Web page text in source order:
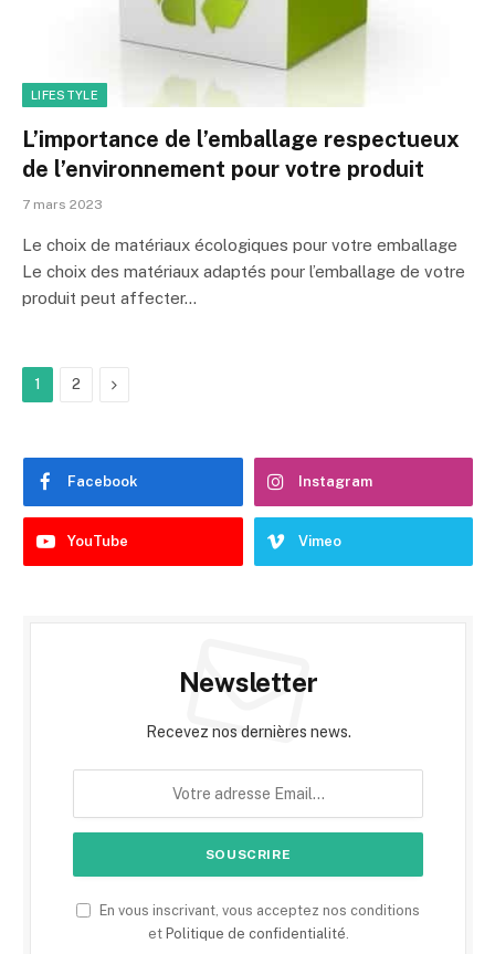
LIFESTYLE
L’importance de l’emballage respectueux
de l’environnement pour votre produit
7 mars 2023
Le choix de matériaux écologiques pour votre emballage
Le choix des matériaux adaptés pour l’emballage de votre
produit peut affecter…
1 2 Next
Facebook Instagram
YouTube Vimeo
Newsletter
Recevez nos dernières news.
En vous inscrivant, vous acceptez nos conditions
et Politique de confidentialité.